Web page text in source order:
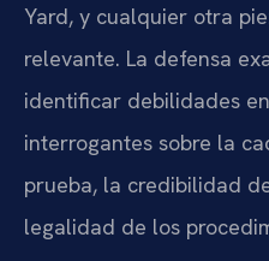
Yard, y cualquier otra
relevante. La defensa
identificar debilidades
interrogantes sobre la
prueba, la credibilidad
legalidad de los